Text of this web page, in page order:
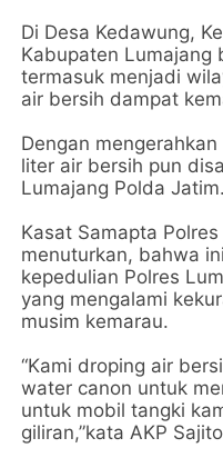
Di Desa Kedawung,
Kabupaten Lumajang
termasuk menjadi
air bersih dampat
Dengan
liter air bersih pun
Lumajang Polda Jatim.
Kasat Samapta
menuturkan, bahwa
kepedulian Polres
yang mengalami
musim kemarau.
“Kami droping air
water canon untuk
untuk mobil tangki
giliran,”kata AKP